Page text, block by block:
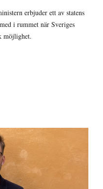
erbjuder ett av statens
i rummet när Sveriges
möjlighet.